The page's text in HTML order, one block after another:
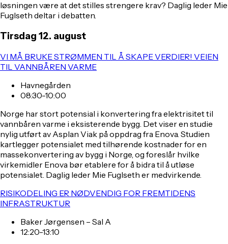
løsningen være at det stilles strengere krav? Daglig leder Mie
Fuglseth deltar i debatten.
Tirsdag 12. august
VI MÅ BRUKE STRØMMEN TIL Å SKAPE VERDIER! VEIEN
TIL VANNBÅREN VARME
Havnegården
08:30-10:00
Norge har stort potensial i konvertering fra elektrisitet til
vannbåren varme i eksisterende bygg. Det viser en studie
nylig utført av Asplan Viak på oppdrag fra Enova. Studien
kartlegger potensialet med tilhørende kostnader for en
massekonvertering av bygg i Norge, og foreslår hvilke
virkemidler Enova bør etablere for å bidra til å utløse
potensialet. Daglig leder Mie Fuglseth er medvirkende.
RISIKODELING ER NØDVENDIG FOR FREMTIDENS
INFRASTRUKTUR
Baker Jørgensen – Sal A
12:20-13:10